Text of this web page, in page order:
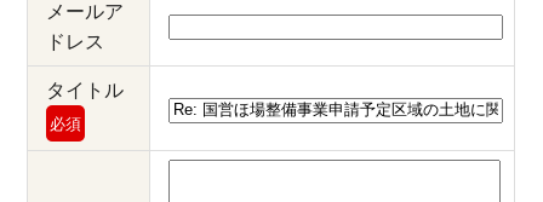
メールア
ドレス
タイトル
必須